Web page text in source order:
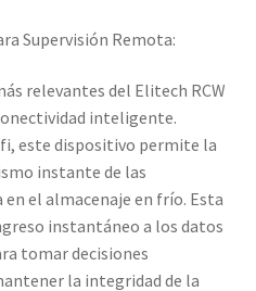
Supervisión Remota:
relevantes del Elitech RCW
inteligente.
este dispositivo permite la
instante de las
el almacenaje en frío. Esta
instantáneo a los datos
tomar decisiones
la integridad de la